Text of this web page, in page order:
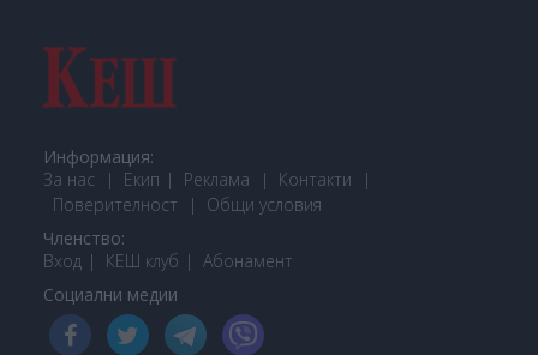
Информация:
За нас
Екип Реклама
Контакти
Поверителност
Общи условия
Членство:
Вход
КЕШ клуб Абонамент
Социални медии